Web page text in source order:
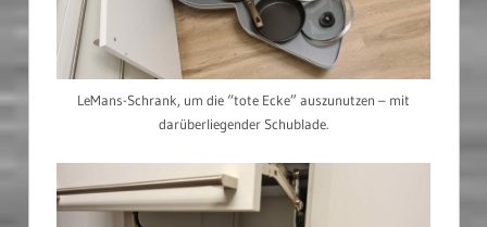
LeMans-Schrank, um die “tote Ecke” auszunutzen – mit
darüberliegender Schublade.